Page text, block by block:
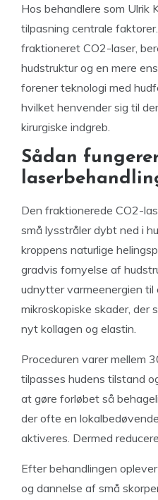
Hos behandlere som Ulrik
tilpasning centrale
fraktioneret CO2-laser,
hudstruktur og en mere
forener teknologi med
hvilket henvender sig til
kirurgiske indgreb.
Sådan
Den fraktionerede CO2-
små lysstråler dybt ned i
kroppens naturlige
gradvis fornyelse af
udnytter varmeenergien til
mikroskopiske skader,
nyt kollagen og elastin.
Proceduren varer mellem
tilpasses hudens tilstand
at gøre forløbet så
der ofte en
aktiveres. Dermed
Efter behandlingen
og dannelse af små